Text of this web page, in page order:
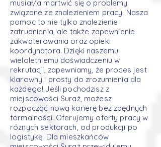
musiał/a martwić się o problemy
związane ze znalezieniem pracy. Nasza
pomoc to nie tylko znalezienie
zatrudnienia, ale także zapewnienie
zakwaterowania oraz opieki
koordynatora. Dzięki naszemu
wieloletniemu doświadczeniu w
rekrutacji, zapewniamy, że proces jest
klarowny i prosty do zrozumienia dla
każdego! Jeśli pochodzisz z
miejscowości Suraż, możesz
rozpocząć nową karierę bez zbędnych
formalności. Oferujemy oferty pracy w
różnych sektorach, od produkcji po
logistykę. Dla mieszkańców